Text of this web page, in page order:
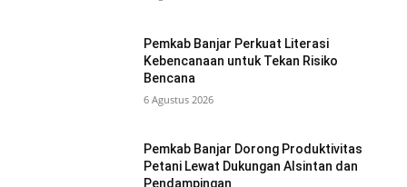
Pemkab Banjar Perkuat Literasi
Kebencanaan untuk Tekan Risiko
Bencana
6 Agustus 2026
Pemkab Banjar Dorong Produktivitas
Petani Lewat Dukungan Alsintan dan
Pendampingan